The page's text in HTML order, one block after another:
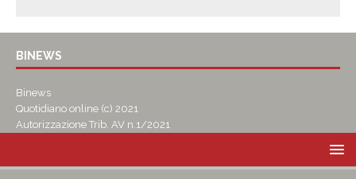
BINEWS
Binews
Quotidiano online (c) 2021
Autorizzazione Trib. AV n.1/2021